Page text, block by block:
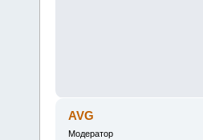
AVG
Модератор